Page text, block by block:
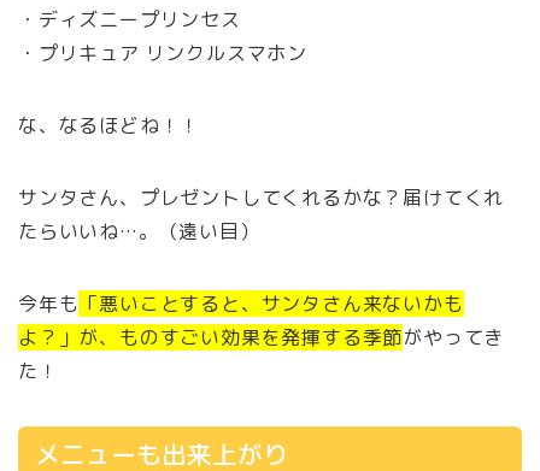
・ディズニープリンセス
・プリキュア リンクルスマホン
な、なるほどね！！
サンタさん、プレゼントしてくれるかな？届けてくれ
たらいいね…。（遠い目）
今年も 「悪いことすると、サンタさん来ないかも
よ？」が、ものすごい効果を発揮する季節がやってき
た！
メニューも出来上がり